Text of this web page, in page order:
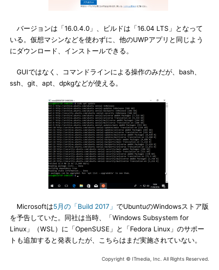
バージョンは「16.0.4.0」、ビルドは「16.04 LTS」となって
いる。仮想マシンなどを使わずに、他のUWPアプリと同じよう
にダウンロード、インストールできる。
GUIではなく、コマンドラインによる操作のみだが、bash、
ssh、git、apt、dpkgなどが使える。
Microsoftは5月の「Build 2017」 でUbuntuのWindowsストア版
を予告していた。同社は当時、「Windows Subsystem for
Linux」（WSL）に「OpenSUSE」と「Fedora Linux」のサポー
トも追加すると発表したが、こちらはまだ実施されていない。
Copyright © ITmedia, Inc. All Rights Reserved.